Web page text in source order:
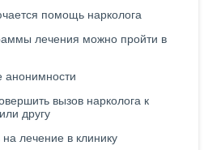
помощь нарколога
лечения можно пройти в
анонимности
вызов нарколога к
другу
на лечение в клинику